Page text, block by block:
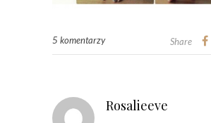
5 komentarzy Share
Rosalieeve